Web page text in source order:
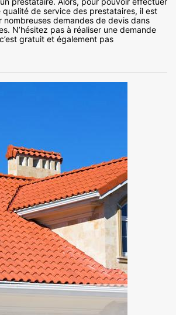
qualité de service des prestataires, il est
nombreuses demandes de devis dans
N’hésitez pas à réaliser une demande
gratuit et également pas